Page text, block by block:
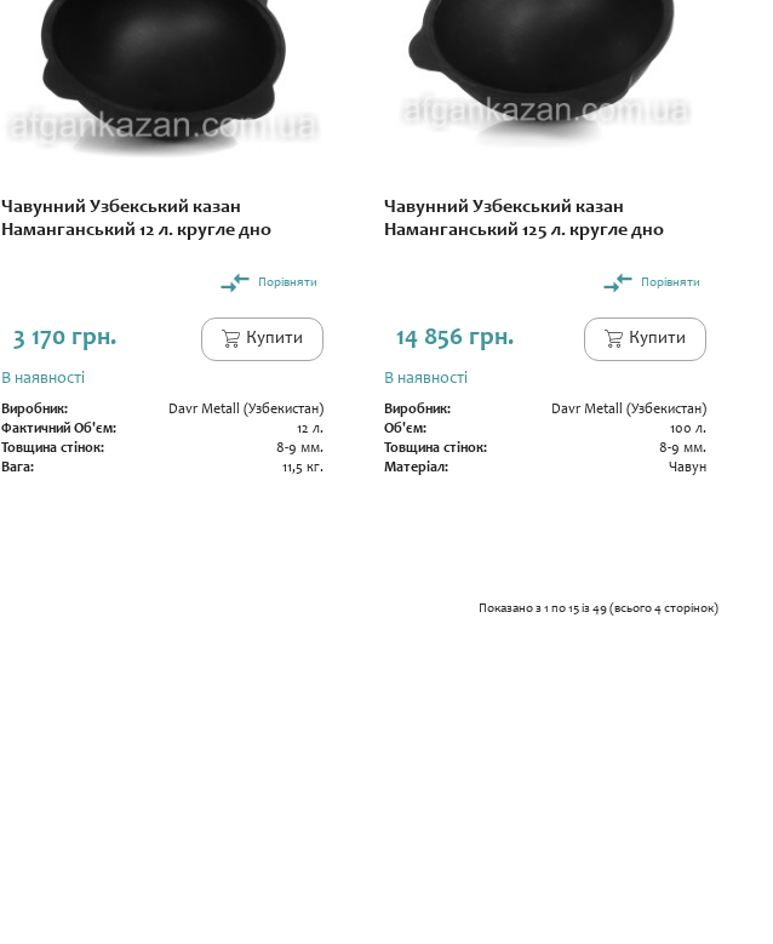
Чавунний Узбекський казан
Наманганський 12 л. кругле дно
Порівняти
3 170 грн. Купити
В наявності
Виробник:
Davr Metall (Узбекистан)
Фактичний Об'єм:
12 л.
Товщина стінок:
8-9 мм.
Вага:
11,5 кг.
Чавунний Узбекський казан
Наманганський 125 л. кругле дно
Порівняти
14 856 грн. Купити
В наявності
Виробник:
Davr Metall (Узбекистан)
Об'єм:
100 л.
Товщина стінок:
8-9 мм.
Матеріал:
Чавун
Показано з 1 по 15 із 49 (всього 4 сторінок)